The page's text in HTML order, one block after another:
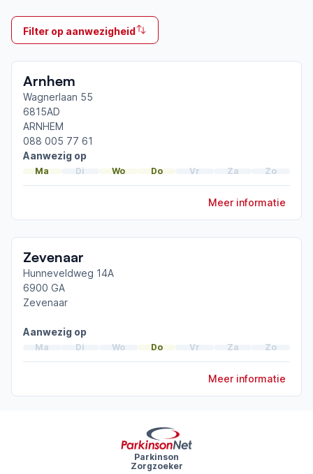
Ik behandel
Op locatie
netwerk
Arnhem-Zevenaar
Afgeronde ParkinsonNet-scholingen
Online casuïstiekbespreking
ParkinsonNet congres 2025
ParkinsonNet congres 2023
Filter op aanwezigheid
Arnhem
Wagnerlaan 55
6815AD
ARNHEM
088 005 77 61
Aanwezig op
Ma Di Wo Do Vr Za Zo
Meer informatie
Zevenaar
Hunneveldweg 14A
6900 GA
Zevenaar
Aanwezig op
Ma Di Wo Do Vr Za Zo
Meer informatie
Parkinson
Zorgzoeker